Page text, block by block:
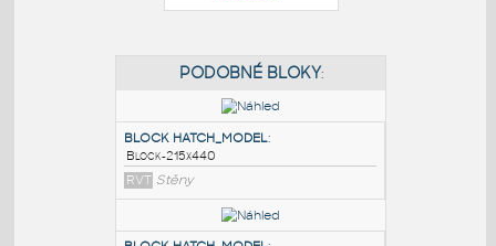
PODOBNÉ BLOKY: